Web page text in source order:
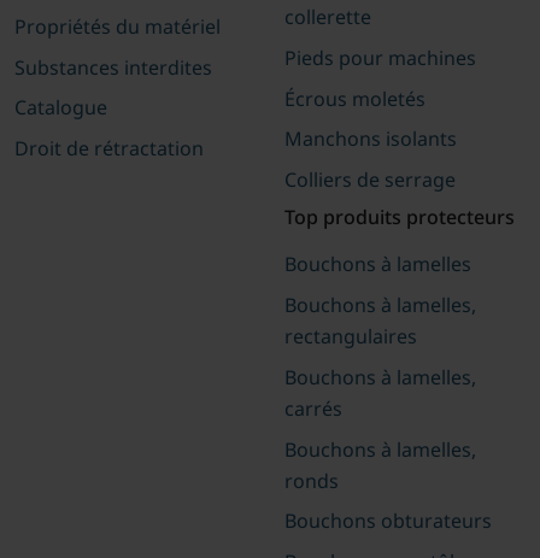
Propriétés du matériel
Substances interdites
Catalogue
Droit de rétractation
collerette
Pieds pour machines
Écrous moletés
Manchons isolants
Colliers de serrage
Top produits protecteurs
Bouchons à lamelles
Bouchons à lamelles,
rectangulaires
Bouchons à lamelles,
carrés
Bouchons à lamelles,
ronds
Bouchons obturateurs